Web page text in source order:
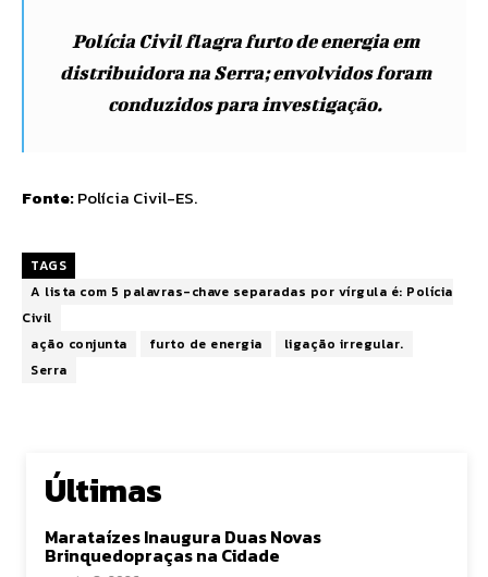
Polícia Civil flagra furto de energia em
distribuidora na Serra; envolvidos foram
conduzidos para investigação.
Fonte:Polícia Civil-ES.
TAGS
A lista com 5 palavras-chave separadas por vírgula é: Polícia
Civil
ação conjunta
furto de energia
ligação irregular.
Serra
Últimas
Marataízes Inaugura Duas Novas
Brinquedopraças na Cidade